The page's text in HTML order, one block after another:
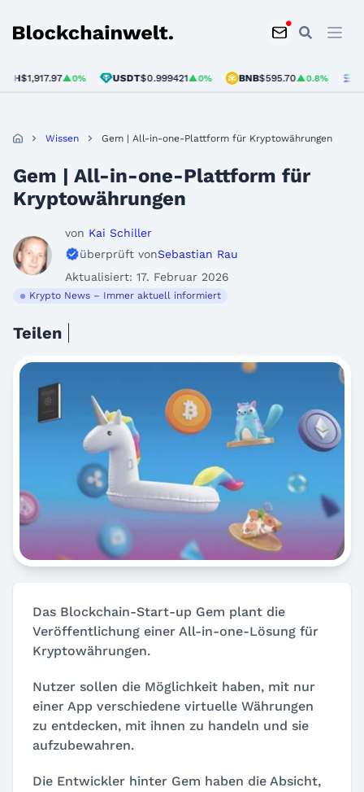
Blockchainwelt
$1,917.97▲0% USDT$0.999421▲0% BNB$595.70▲0.8% SOL
Wissen Gem | All-in-one-Plattform für Kryptowährungen
Gem | All-in-one-Plattform für
Kryptowährungen
von Kai Schiller
überprüft vonSebastian Rau
Aktualisiert: 17. Februar 2026
Krypto News – Immer aktuell informiert
Teilen
Das Blockchain-Start-up Gem plant die
Veröffentlichung einer All-in-one-Lösung für
Kryptowährungen.
Nutzer sollen die Möglichkeit haben, mit nur
einer App verschiedene virtuelle Währungen
zu entdecken, mit ihnen zu handeln und sie
aufzubewahren.
Die Entwickler hinter Gem haben die Absicht,